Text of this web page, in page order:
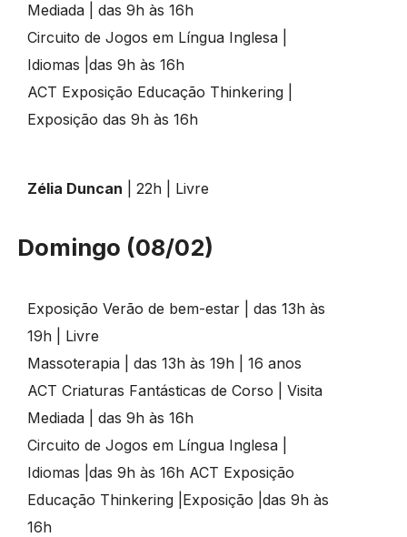
Mediada | das 9h às 16h
Circuito de Jogos em Língua Inglesa |
Idiomas |das 9h às 16h
ACT Exposição Educação Thinkering |
Exposição das 9h às 16h
Zélia Duncan | 22h | Livre
Domingo (08/02)
Exposição Verão de bem-estar | das 13h às
19h | Livre
Massoterapia | das 13h às 19h | 16 anos
ACT Criaturas Fantásticas de Corso | Visita
Mediada | das 9h às 16h
Circuito de Jogos em Língua Inglesa |
Idiomas |das 9h às 16h ACT Exposição
Educação Thinkering |Exposição |das 9h às
16h